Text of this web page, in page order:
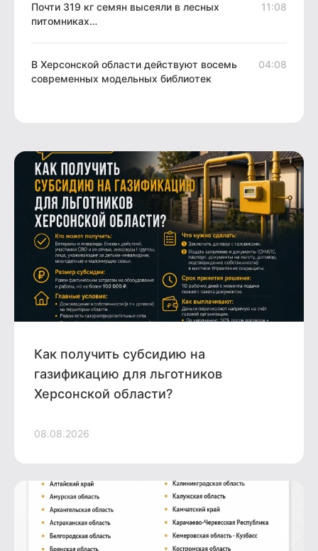
Почти 319 кг семян высеяли в лесных
питомниках…
11:08
В Херсонской области действуют восемь
современных модельных библиотек
04:08
Как получить субсидию на
газификацию для льготников
Херсонской области?
08.08.2026